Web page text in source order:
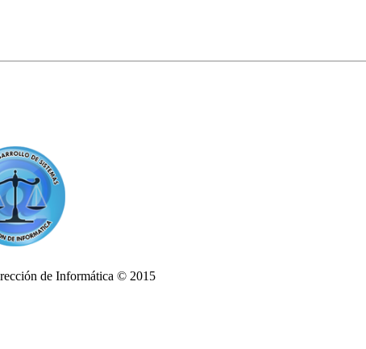
de Informática © 2015